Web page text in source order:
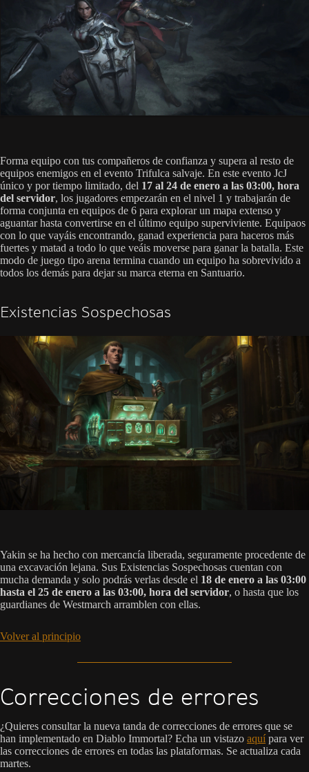
Forma equipo con tus compañeros de confianza y supera al resto de
equipos enemigos en el evento Trifulca salvaje. En este evento JcJ
único y por tiempo limitado, del 17 al 24 de enero a las 03:00, hora
del servidor, los jugadores empezarán en el nivel 1 y trabajarán de
forma conjunta en equipos de 6 para explorar un mapa extenso y
aguantar hasta convertirse en el último equipo superviviente. Equipaos
con lo que vayáis encontrando, ganad experiencia para haceros más
fuertes y matad a todo lo que veáis moverse para ganar la batalla. Este
modo de juego tipo arena termina cuando un equipo ha sobrevivido a
todos los demás para dejar su marca eterna en Santuario.
Existencias Sospechosas
Yakin se ha hecho con mercancía liberada, seguramente procedente de
una excavación lejana. Sus Existencias Sospechosas cuentan con
mucha demanda y solo podrás verlas desde el 18 de enero a las 03:00
hasta el 25 de enero a las 03:00, hora del servidor, o hasta que los
guardianes de Westmarch arramblen con ellas.
Volver al principio
Correcciones de errores
¿Quieres consultar la nueva tanda de correcciones de errores que se
han implementado en Diablo Immortal? Echa un vistazo aquí para ver
las correcciones de errores en todas las plataformas. Se actualiza cada
martes.